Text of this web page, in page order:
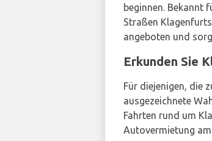
beginnen. Bekannt
Straßen
angeboten und
Erkunden Sie
Für diejenigen, die
ausgezeichnete
Fahrten rund um
Autovermietung